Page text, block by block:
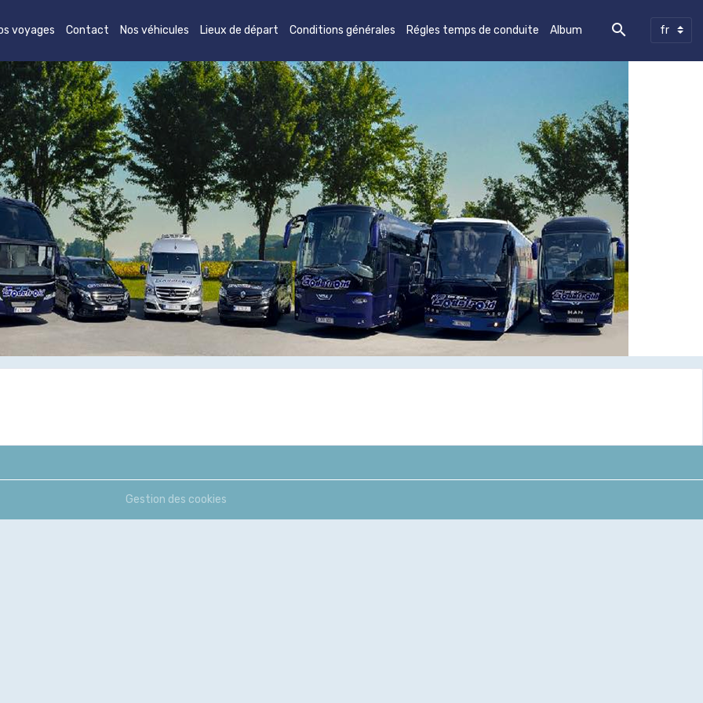
voyages Contact Nos véhicules Lieux de départ Conditions générales Régles temps de conduite Album
Gestion des cookies